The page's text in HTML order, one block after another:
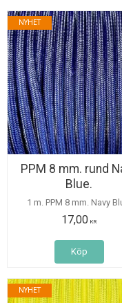
PPM 8 mm. rund
Blue.
1 m. PPM 8 mm. Navy
17,00 KR
NYHET
Köp
NYHET